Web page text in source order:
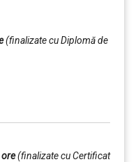
(finalizate cu Diplomă de
ore(finalizate cu Certificat